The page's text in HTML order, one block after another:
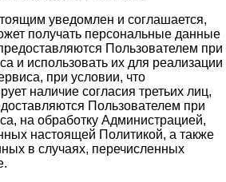
уведомлен и соглашается,
получать персональные данные
Пользователем при
и использовать их для реализации
при условии, что
наличие согласия третьих лиц,
Пользователем при
на обработку Администрацией,
настоящей Политикой, а также
в случаях, перечисленных